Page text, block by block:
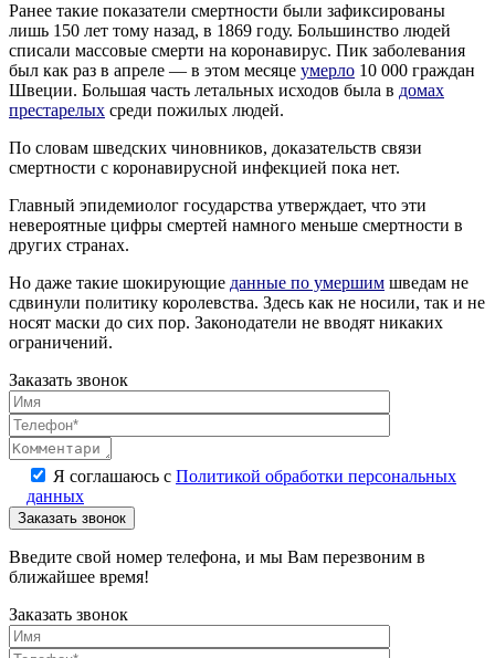
Ранее такие показатели смертности были зафиксированы
лишь 150 лет тому назад, в 1869 году. Большинство людей
списали массовые смерти на коронавирус. Пик заболевания
был как раз в апреле — в этом месяце умерло 10 000 граждан
Швеции. Большая часть летальных исходов была в домах
престарелых среди пожилых людей.
По словам шведских чиновников, доказательств связи
смертности с коронавирусной инфекцией пока нет.
Главный эпидемиолог государства утверждает, что эти
невероятные цифры смертей намного меньше смертности в
других странах.
Но даже такие шокирующие данные по умершим шведам не
сдвинули политику королевства. Здесь как не носили, так и не
носят маски до сих пор. Законодатели не вводят никаких
ограничений.
Заказать звонок
Я соглашаюсь с Политикой обработки персональных
данных
Введите свой номер телефона, и мы Вам перезвоним в
ближайшее время!
Заказать звонок